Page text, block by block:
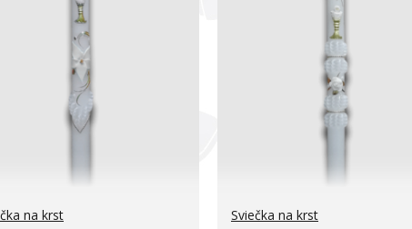
na krst Sviečka na krst